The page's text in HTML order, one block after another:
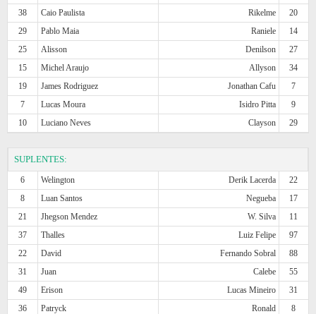
38
Caio Paulista Rikelme
20
29
Pablo Maia Raniele
14
25
Alisson Denilson
27
15
Michel Araujo Allyson
34
19
James Rodriguez Jonathan Cafu
7
7
Lucas Moura Isidro Pitta
9
10
Luciano Neves Clayson 29
SUPLENTES:
6 Welington Derik Lacerda
22
8
Luan Santos Negueba
17
21
Jhegson Mendez W. Silva
11
37
Thalles Luiz Felipe
97
22
David Fernando Sobral
88
31
Juan Calebe
55
49
Erison Lucas Mineiro
31
36
Patryck Ronald
8